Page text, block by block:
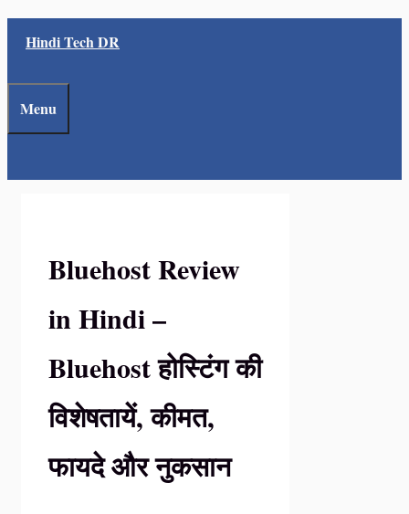
content
Hindi Tech DR
Menu
Bluehost Review
in Hindi –
Bluehost होस्टिंग की
विशेषतायें, कीमत,
फायदे और नुकसान